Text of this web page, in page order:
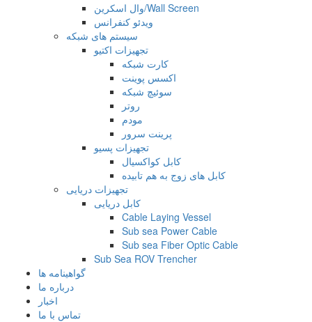
وال اسکرین/Wall Screen
ویدئو کنفرانس
سیستم های شبکه
تجهیزات اکتیو
کارت شبکه
اکسس پوینت
سوئیچ شبکه
روتر
مودم
پرینت سرور
تجهیزات پسیو
کابل کواکسیال
کابل های زوج به هم تابیده
تجهیزات دریایی
کابل دریایی
Cable Laying Vessel
Sub sea Power Cable
Sub sea Fiber Optic Cable
Sub Sea ROV Trencher
گواهینامه ها
درباره ما
اخبار
تماس با ما